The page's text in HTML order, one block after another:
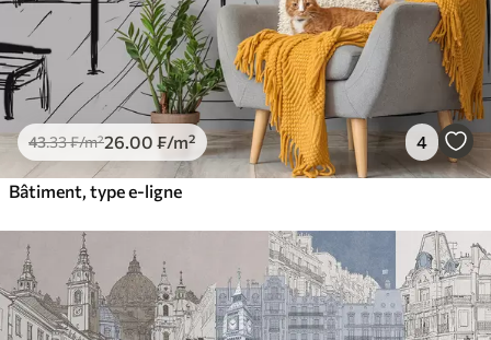
43.33₣/m²26.00 ₣/m² 4
Bâtiment, type e-ligne